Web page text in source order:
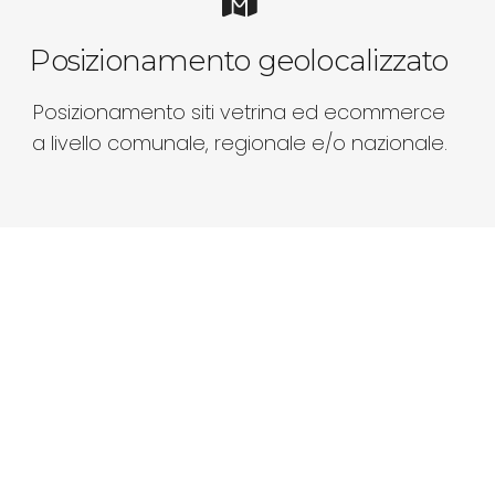
Posizionamento geolocalizzato
Posizionamento siti vetrina ed ecommerce
a livello comunale, regionale e/o nazionale.